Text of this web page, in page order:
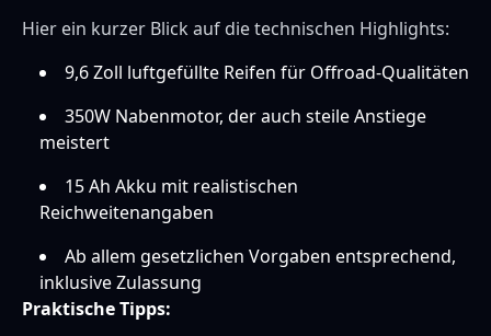
Hier ein kurzer Blick auf die technischen Highlights:
9,6 Zoll luftgefüllte Reifen für Offroad-Qualitäten
350W Nabenmotor, der auch steile Anstiege
meistert
15 Ah Akku mit realistischen
Reichweitenangaben
Ab allem gesetzlichen Vorgaben entsprechend,
inklusive Zulassung
Praktische Tipps: